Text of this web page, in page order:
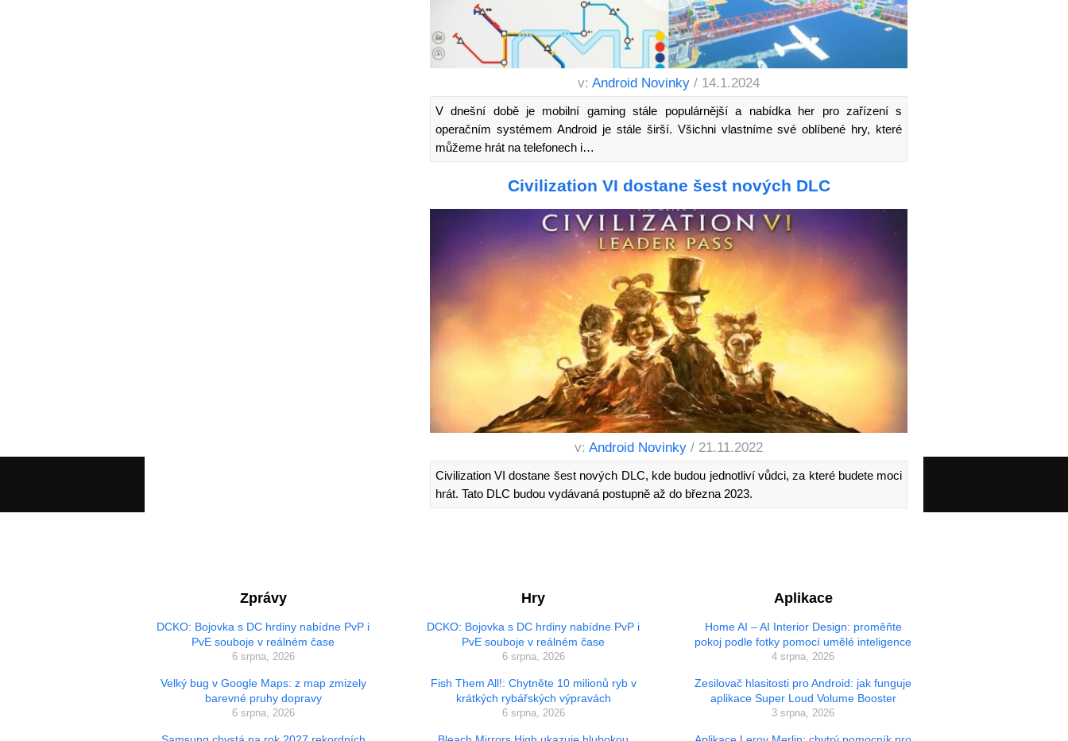
v:Android Novinky / 14.1.2024
V dnešní době je mobilní gaming stále populárnější a nabídka her pro zařízení s
operačním systémem Android je stále širší. Všichni vlastníme své oblíbené hry, které
můžeme hrát na telefonech i…
Civilization VI dostane šest nových DLC
v:Android Novinky / 21.11.2022
Civilization VI dostane šest nových DLC, kde budou jednotliví vůdci, za které budete moci
hrát. Tato DLC budou vydávaná postupně až do března 2023.
Zprávy
DCKO: Bojovka s DC hrdiny nabídne PvP i
PvE souboje v reálném čase
6 srpna, 2026
Velký bug v Google Maps: z map zmizely
barevné pruhy dopravy
6 srpna, 2026
Hry
DCKO: Bojovka s DC hrdiny nabídne PvP i
PvE souboje v reálném čase
6 srpna, 2026
Fish Them All!: Chytněte 10 milionů ryb v
krátkých rybářských výpravách
6 srpna, 2026
Aplikace
Home AI – AI Interior Design: proměňte
pokoj podle fotky pomocí umělé inteligence
4 srpna, 2026
Zesilovač hlasitosti pro Android: jak funguje
aplikace Super Loud Volume Booster
3 srpna, 2026